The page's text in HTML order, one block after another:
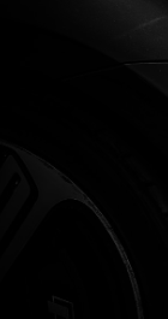
APK
BIJ